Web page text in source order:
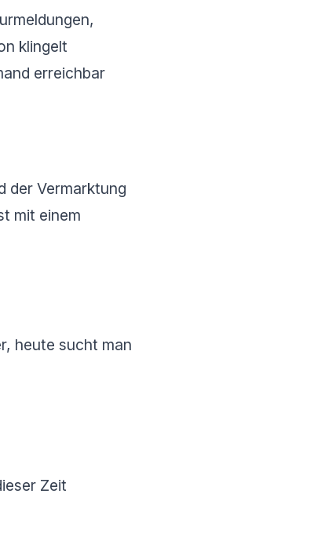
klingelt
erreichbar
der Vermarktung
mit einem
heute sucht man
Zeit